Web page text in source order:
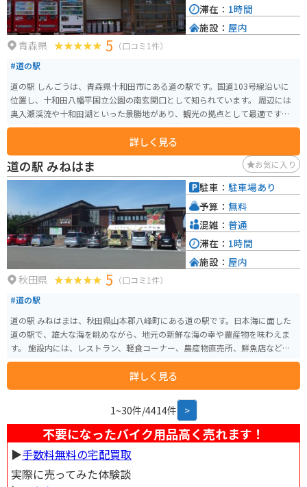
青森県 5 （口コミ1件）
#道の駅
道の駅 しんごうは、青森県十和田市にある道の駅です。国道103号線沿いに
位置し、十和田八幡平国立公園の南玄関口として知られています。 周辺には
奥入瀬渓流や十和田湖といった景勝地があり、観光の拠点として最適です。
また、温泉施設「奥入瀬ろまんパーク」も隣接しており、旅の疲れを癒やす
物、手作りの加工品などが購入できます。レストランでは、地元の食材を活
かした料理を楽しむことができます。 バイクで訪れる場合、駐車場も広く、
休憩場所としても利用しやすいです。奥入瀬渓流や十和田湖周辺のワインデ
ィングロードは、ツーリングにもおすすめです。 道の駅 しんごうは、自然豊
かな環境の中で、地元の魅力を満喫できる場所です。
詳しく見る
滞在： 1時間
施設： 屋内
道の駅 みねはま お気に入り
秋田県 5 （口コミ1件）
#道の駅
道の駅 みねはまは、秋田県山本郡八峰町にある道の駅です。日本海に面した
道の駅で、雄大な海を眺めながら、地元の新鮮な海の幸や農産物を味わえま
す。 施設内には、レストラン、軽食コーナー、農産物直売所、鮮魚店などが
あり、地元の食材を使った料理や特産品を購入できます。おすすめは、新鮮
な魚介類を使った海鮮丼や、地元産の野菜を使った天ぷらです。また、軽食
コーナーでは、ソフトクリームや焼きイカなどの軽食も販売しています。 バ
イクで訪れる場合、道の駅 みねはまには、広い駐車場が完備されているので
安心です。日本海沿いの道路は、景色が良く、ツーリングにも最適です。道の
駅 みねはまから、車で約5分の場所には、ハタハタ館という、八峰町の魚であ
るハタハタに関する資料館もあるので、休憩がてら立ち寄ってみるのも良い
でしょう。
詳しく見る
駐車： 駐車場あり
予算： 無料
混雑： 普通
滞在： 1時間
施設： 屋内
1~30件/4414件 >
不要になったバイク用品高く売れます！
▶︎手数料無料の宅配買取
実際に売ってみた体験談